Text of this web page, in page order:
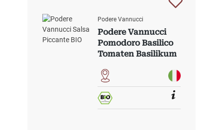
Podere Vannucci
Podere Vannucci
Pomodoro Basilico
Tomaten Basilikum